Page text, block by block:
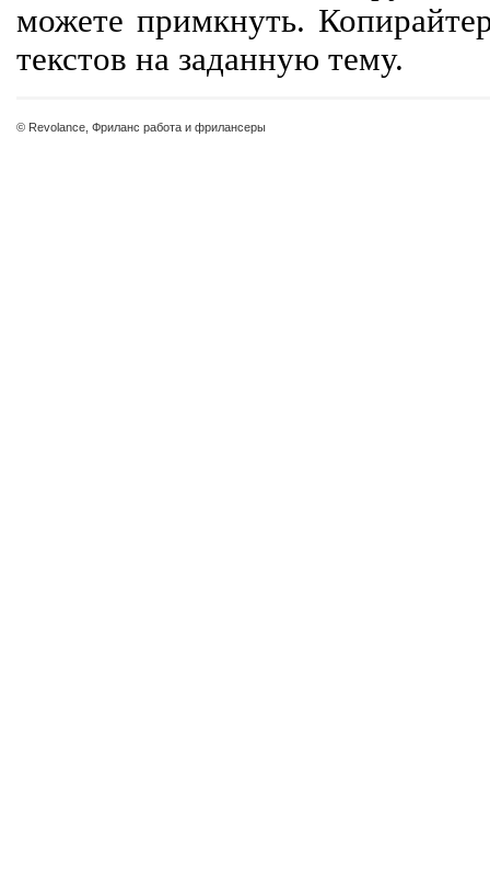
можете примкнуть.
текстов на заданную тему.
© Revolance, Фриланс работа и фрилансеры